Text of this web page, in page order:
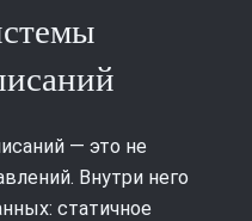
— это не
Внутри него
статичное